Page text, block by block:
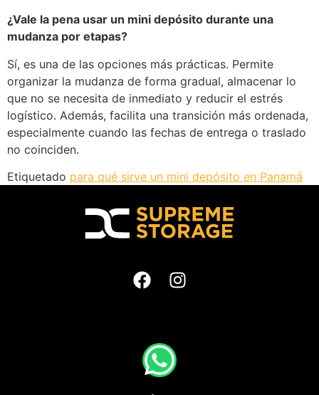
¿Vale la pena usar un mini depósito durante una
mudanza por etapas?
Sí, es una de las opciones más prácticas. Permite
organizar la mudanza de forma gradual, almacenar lo
que no se necesita de inmediato y reducir el estrés
logístico. Además, facilita una transición más ordenada,
especialmente cuando las fechas de entrega o traslado
no coinciden.
Etiquetado para qué sirve un mini depósito en Panamá